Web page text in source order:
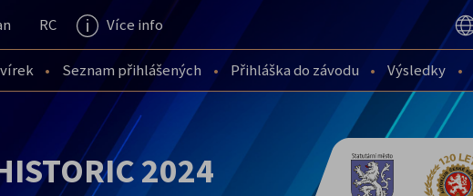
RC Více info
Seznam přihlášených Přihláška do závodu Výsledky
2024